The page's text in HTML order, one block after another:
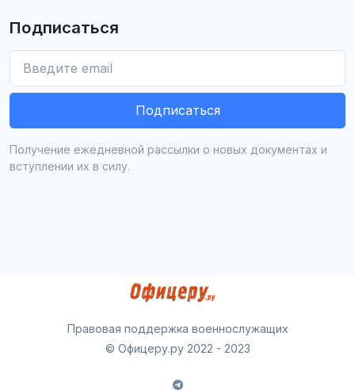
Подписаться
Подписаться
Получение ежедневной рассылки о новых документах и
вступлении их в силу.
Правовая поддержка военнослужащих
© Офицеру.ру 2022 - 2023